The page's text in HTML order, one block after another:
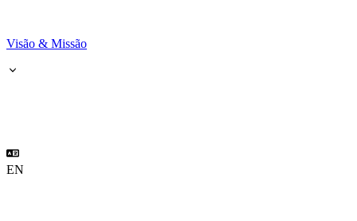
Visão & Missão
EN